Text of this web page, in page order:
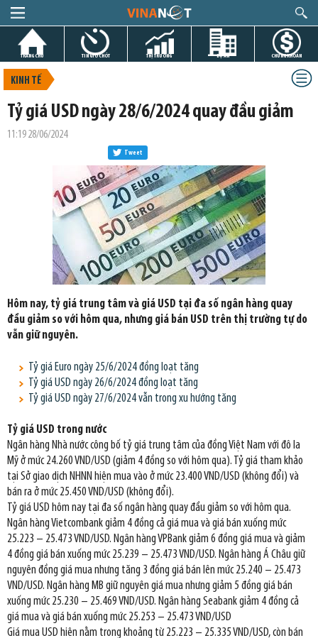
TRANG CHỦ TIN GIỜ CHÓT THỊ TRƯỜNG DỰ ÁN CHỨNG KHOÁN
KINH TẾ
Tỷ giá USD ngày 28/6/2024 quay đầu giảm
11:19 28/06/2024
Tweet
Hôm nay, tỷ giá trung tâm và giá USD tại đa số ngân hàng quay
đầu giảm so với hôm qua, nhưng giá bán USD trên thị trường tự do
vẫn giữ nguyên.
Tỷ giá Euro ngày 25/6/2024 đồng loạt tăng
Tỷ giá USD ngày 26/6/2024 đồng loạt tăng
Tỷ giá USD ngày 27/6/2024 vẫn trong xu hướng tăng
Tỷ giá USD trong nước
Ngân hàng Nhà nước công bố tỷ giá trung tâm của đồng Việt Nam với đô la
Mỹ ở mức 24.260 VND/USD (giảm 4 đồng so với hôm qua). Tỷ giá tham khảo
tại Sở giao dịch NHNN hiện mua vào ở mức 23.400 VND/USD (không đổi) và
bán ra ở mức 25.450 VND/USD (không đổi).
Tỷ giá USD hôm nay tại đa số ngân hàng quay đầu giảm so với hôm qua.
Ngân hàng Vietcombank giảm 4 đồng cả giá mua và giá bán xuống mức
25.223 – 25.473 VND/USD. Ngân hàng VPBank giảm 6 đồng giá mua và giảm
4 đồng giá bán xuống mức 25.239 – 25.473 VND/USD. Ngân hàng Á Châu giữ
nguyên đồng giá mua nhưng tăng 3 đồng giá bán lên mức 25.240 – 25.473
VND/USD. Ngân hàng MB giữ nguyên giá mua nhưng giảm 5 đồng giá bán
xuống mức 25.230 – 25.469 VND/USD. Ngân hàng Seabank giảm 4 đồng cả
giá mua và giá bán xuống mức 25.253 – 25.473 VND/USD
Giá mua USD hiện nằm trong khoảng từ 25.223 – 25.335 VND/USD, còn bán